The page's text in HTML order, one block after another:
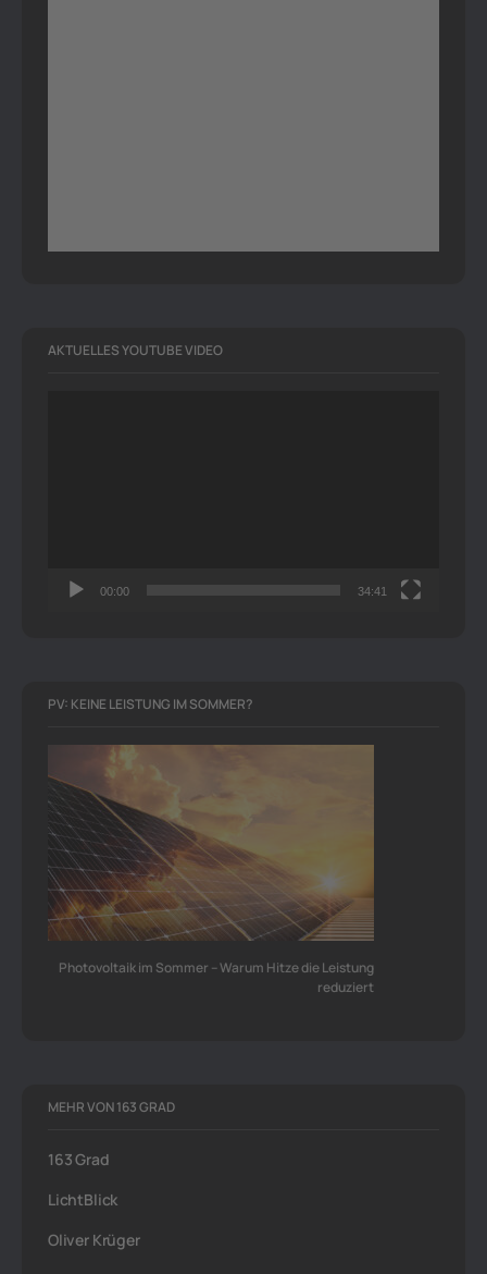
AKTUELLES YOUTUBE VIDEO
00:00 34:41
PV: KEINE LEISTUNG IM SOMMER?
Photovoltaik im Sommer – Warum Hitze die Leistung
reduziert
MEHR VON 163 GRAD
163 Grad
LichtBlick
Oliver Krüger